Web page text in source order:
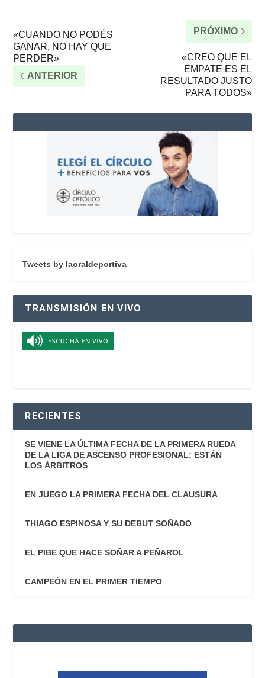
«CUANDO NO PODÉS
GANAR, NO HAY QUE
PERDER»
ANTERIOR
PRÓXIMO
«CREO QUE EL
EMPATE ES EL
RESULTADO JUSTO
PARA TODOS»
Tweets by laoraldeportiva
TRANSMISIÓN EN VIVO
RECIENTES
SE VIENE LA ÚLTIMA FECHA DE LA PRIMERA RUEDA
DE LA LIGA DE ASCENSO PROFESIONAL: ESTÁN
LOS ÁRBITROS
EN JUEGO LA PRIMERA FECHA DEL CLAUSURA
THIAGO ESPINOSA Y SU DEBUT SOÑADO
EL PIBE QUE HACE SOÑAR A PEÑAROL
CAMPEÓN EN EL PRIMER TIEMPO